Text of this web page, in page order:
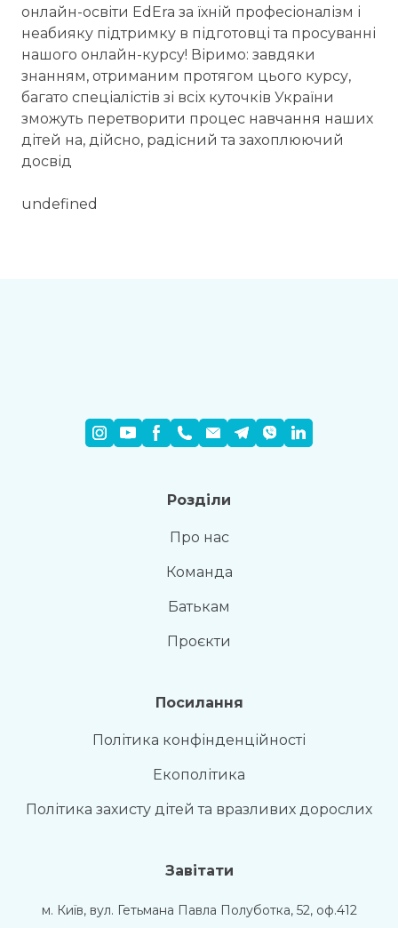
онлайн-освіти EdEra за їхній професіоналізм і
неабияку підтримку в підготовці та просуванні
нашого онлайн-курсу! Віримо: завдяки
знанням, отриманим протягом цього курсу,
багато спеціалістів зі всіх куточків України
зможуть перетворити процес навчання наших
дітей на, дійсно, радісний та захоплюючий
досвід
undefined
Розділи
Про нас
Команда
Батькам
Проєкти
Посилання
Політика конфінденційності
Екополітика
Політика захисту дітей та вразливих дорослих
Завітати
м. Київ, вул. Гетьмана Павла Полуботка, 52, оф.412